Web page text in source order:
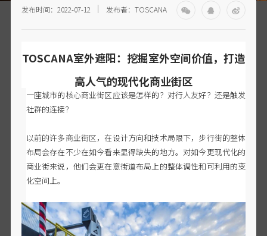
发布时间：2022-07-12 发布者：TOSCANA
TOSCANA室外遮阳：挖掘室外空间价值，打造
高人气的现代化商业街区
一座城市的核心商业街区应该是怎样的？对行人友好？还是触发
社群的连接？
以前的许多商业街区，在设计方向和技术局限下，步行街的整体
布局会存在不少在如今看来显得缺失的地方。对如今更现代化的
商业街来说，他们会更在意街道布局上的整体调性和可利用的变
化空间上。